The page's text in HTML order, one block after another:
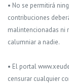
• No se permitirá
contribuciones
malintencionadas ni
calumniar a nadie.
• El portal
censurar cualquier